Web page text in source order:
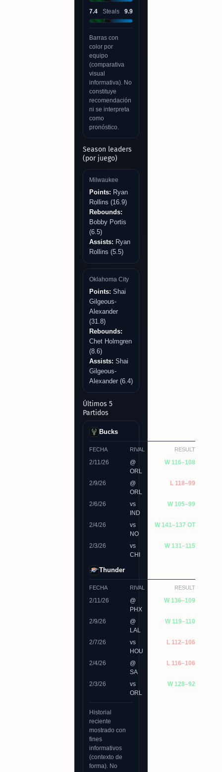
7.4 Steals 9.9
Barras con
color por
equipo
(comparativa
visual
informativa). No
constituye
recomendación
ni se interpreta
como
pronóstico.
Season leaders
(por juego)
Milwaukee
Points: Ryan
Rollins (16.9)
Rebounds:
Bobby Portis
(6.5)
Assists: Ryan
Rollins (5.5)
Oklahoma City
Points: Shai
Gilgeous-
Alexander
(31.8)
Rebounds:
Chet Holmgren
(8.6)
Assists: Shai
Gilgeous-
Alexander (6.4)
Últimos 5
Partidos
Bucks
FECHA RIVAL RESULT
2/11/26
@
ORL
W 116–108
2/9/26
@
ORL
L 118–99
2/6/26
vs
IND
W 105–99
2/4/26
vs
NO
W 141–137 OT
2/3/26
vs
CHI
W 131–115
Thunder
FECHA RIVAL RESULT
2/11/26
@
PHX
W 136–109
2/9/26
@
LAL
W 119–110
2/7/26
vs
HOU
L 112–106
2/4/26
@
SA
L 116–106
2/3/26
vs
ORL
W 128–92
Historial
reciente
mostrado con
fines
informativos
(contexto de
forma). No